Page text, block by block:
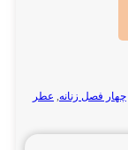
چهار فصل زنانه, عطر